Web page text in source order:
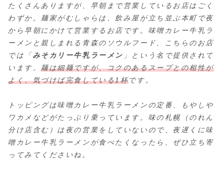
たくさんありますが、早朝まで営業しているお店はごく
わずか。麺家がむしゃらは、飲み屋が立ち並ぶ本町で夜
から早朝にかけて営業するお店です。味噌カレー牛乳ラ
ーメンと親しまれる青森のソウルフード、こちらのお店
では「 みそカリー牛乳ラーメン 」という名で提供されて
います。麺は細麺ですが、コクのあるスープとの相性が
よく、気づけば完食している1杯です。
トッピングは味噌カレー牛乳ラーメンの定番、もやしや
ワカメなどがたっぷり乗っています。味の札幌（のれん
分け店含む）は夜の営業をしていないので、夜遅くに味
噌カレー牛乳ラーメンが食べたくなったら、ぜひ立ち寄
ってみてくださいね。